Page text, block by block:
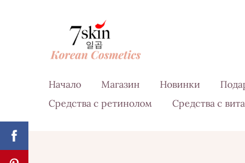
Начало Магазин Новинки
Средства с ретинолом
Средства с